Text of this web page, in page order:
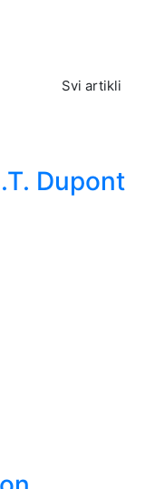
Svi artikli
Dupont